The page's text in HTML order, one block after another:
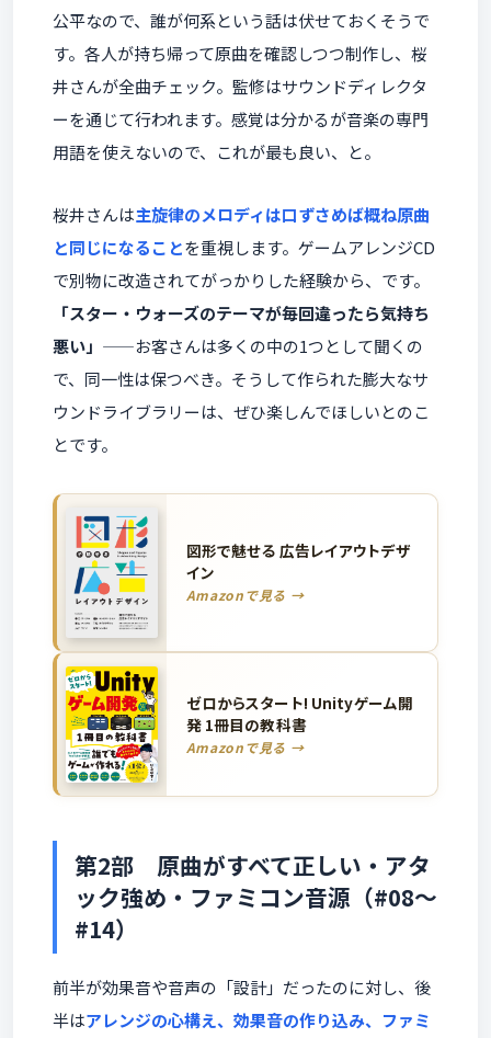
公平なので、誰が何系という話は伏せておくそうで
す。各人が持ち帰って原曲を確認しつつ制作し、桜
井さんが全曲チェック。監修はサウンドディレクタ
ーを通じて行われます。感覚は分かるが音楽の専門
用語を使えないので、これが最も良い、と。
桜井さんは主旋律のメロディは口ずさめば概ね原曲
と同じになることを重視します。ゲームアレンジCD
で別物に改造されてがっかりした経験から、です。
「スター・ウォーズのテーマが毎回違ったら気持ち
悪い」 ——お客さんは多くの中の1つとして聞くの
で、同一性は保つべき。そうして作られた膨大なサ
ウンドライブラリーは、ぜひ楽しんでほしいとのこ
とです。
図形で魅せる 広告レイアウトデザ
イン
Amazonで見る →
ゼロからスタート! Unityゲーム開
発 1冊目の教科書
Amazonで見る →
第2部 原曲がすべて正しい・アタ
ック強め・ファミコン音源（#08〜
#14）
前半が効果音や音声の「設計」だったのに対し、後
半はアレンジの心構え、効果音の作り込み、ファミ